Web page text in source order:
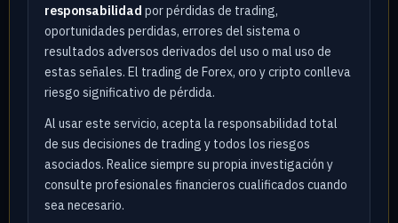
responsabilidad por pérdidas de trading,
oportunidades perdidas, errores del sistema o
resultados adversos derivados del uso o mal uso de
estas señales. El trading de Forex, oro y cripto conlleva
riesgo significativo de pérdida.
Al usar este servicio, acepta la responsabilidad total
de sus decisiones de trading y todos los riesgos
asociados. Realice siempre su propia investigación y
consulte profesionales financieros cualificados cuando
sea necesario.